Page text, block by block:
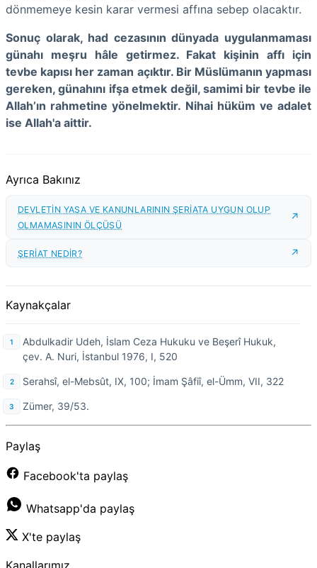
dönmemeye kesin karar vermesi affına sebep olacaktır.
Sonuç olarak, had cezasının dünyada uygulanmaması
günahı meşru hâle getirmez. Fakat kişinin affı için
tevbe kapısı her zaman açıktır. Bir Müslümanın yapması
gereken, günahını ifşa etmek değil, samimi bir tevbe ile
Allah’ın rahmetine yönelmektir. Nihai hüküm ve adalet
ise Allah'a aittir.
Ayrıca Bakınız
DEVLETİN YASA VE KANUNLARININ ŞERİATA UYGUN OLUP
OLMAMASININ ÖLÇÜSÜ
ŞERİAT NEDİR?
Kaynakçalar
Abdulkadir Udeh, İslam Ceza Hukuku ve Beşerî Hukuk,
çev. A. Nuri, İstanbul 1976, I, 520
Serahsî, el-Mebsût, IX, 100; İmam Şâfiî, el-Ümm, VII, 322
Zümer, 39/53.
Paylaş
Facebook'ta paylaş
Whatsapp'da paylaş
X'te paylaş
Kanallarımız